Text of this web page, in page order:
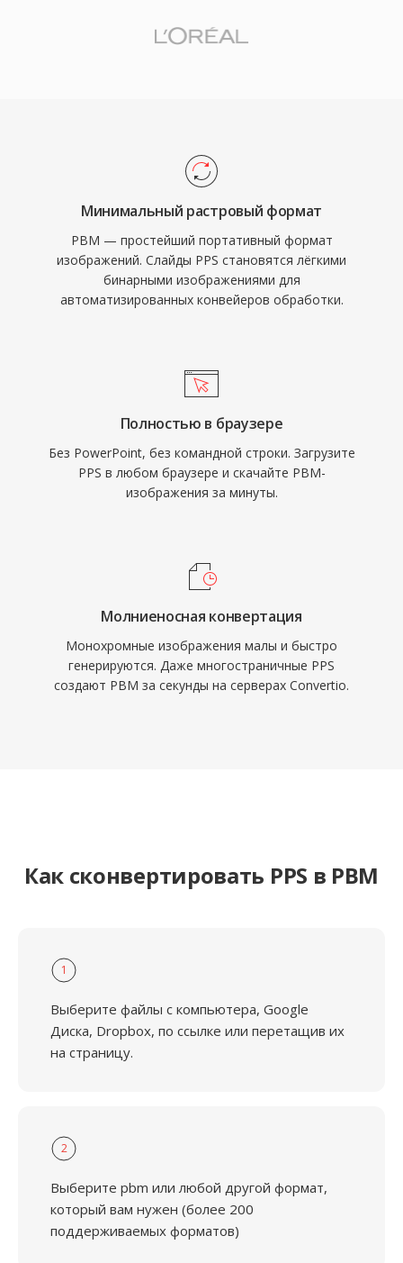
Минимальный растровый формат
PBM — простейший портативный формат
изображений. Слайды PPS становятся лёгкими
бинарными изображениями для
автоматизированных конвейеров обработки.
Полностью в браузере
Без PowerPoint, без командной строки. Загрузите
PPS в любом браузере и скачайте PBM-
изображения за минуты.
Молниеносная конвертация
Монохромные изображения малы и быстро
генерируются. Даже многостраничные PPS
создают PBM за секунды на серверах Convertio.
Как сконвертировать PPS в PBM
1
Выберите файлы с компьютера, Google
Диска, Dropbox, по ссылке или перетащив их
на страницу.
2
Выберите pbm или любой другой формат,
который вам нужен (более 200
поддерживаемых форматов)